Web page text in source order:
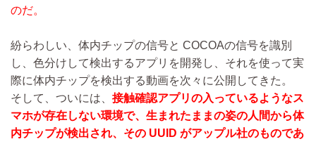
のだ。
紛らわしい、体内チップの信号と COCOAの信号を識別
し、色分けして検出するアプリを開発し、それを使って実
際に体内チップを検出する動画を次々に公開してきた。
そして、ついには、 接触確認アプリの入っているようなス
マホが存在しない環境で、生まれたままの姿の人間から体
内チップが検出され、その UUID がアップル社のものであ